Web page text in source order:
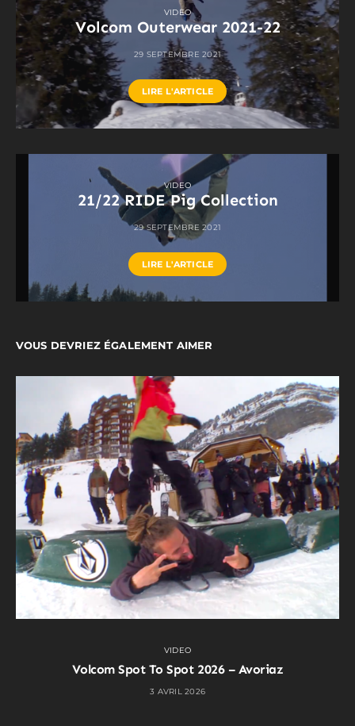
VIDEO
Volcom Outerwear 2021-22
29 SEPTEMBRE 2021
LIRE L'ARTICLE
VIDEO
21/22 RIDE Pig Collection
29 SEPTEMBRE 2021
LIRE L'ARTICLE
VOUS DEVRIEZ ÉGALEMENT AIMER
VIDEO
Volcom Spot To Spot 2026 – Avoriaz
3 AVRIL 2026